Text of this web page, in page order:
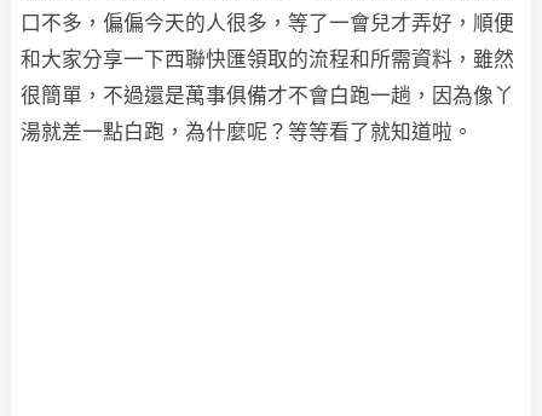
口不多，偏偏今天的人很多，等了一會兒才弄好，順便
和大家分享一下西聯快匯領取的流程和所需資料，雖然
很簡單，不過還是萬事俱備才不會白跑一趟，因為像丫
湯就差一點白跑，為什麼呢？等等看了就知道啦。